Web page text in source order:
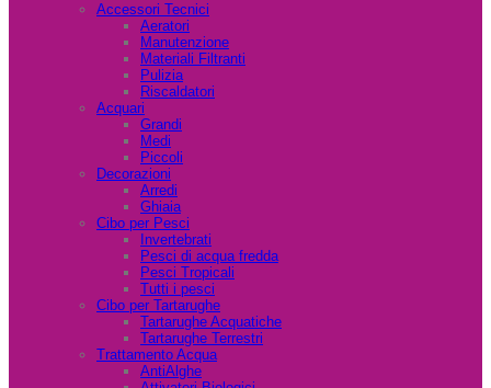
Accessori Tecnici
Aeratori
Manutenzione
Materiali Filtranti
Pulizia
Riscaldatori
Acquari
Grandi
Medi
Piccoli
Decorazioni
Arredi
Ghiaia
Cibo per Pesci
Invertebrati
Pesci di acqua fredda
Pesci Tropicali
Tutti i pesci
Cibo per Tartarughe
Tartarughe Acquatiche
Tartarughe Terrestri
Trattamento Acqua
AntiAlghe